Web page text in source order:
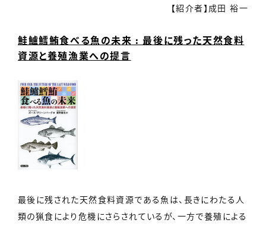
【紹介者】成田 裕一
鮭鱸鱈鮪食べる魚の未来 : 最後に残った天然食料
資源と養殖漁業への提言
最後に残された天然食料資源である魚は、長きにわたる人
類の猟食により危機にさらされているが、一方で養殖による